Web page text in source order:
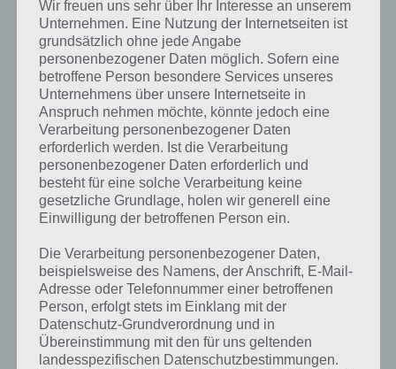
Zur Lösung
Ein Kinderstar, der noch als Erwachsener
bekannt ist
Zur Lösung
Ein Kleidungsstück, das man oft kauft,
ohne es anzuprobieren
Zur Lösung
Ein Klettergewächs
Ein Land mit vielen Einwohnern
Zur Lösung
Ein Land, das für seine antiken Ruinen
berühmt ist
Wir freuen uns sehr über Ihr Interesse an unserem
Unternehmen. Eine Nutzung der Internetseiten ist
grundsätzlich ohne jede Angabe
personenbezogener Daten möglich. Sofern eine
betroffene Person besondere Services unseres
Unternehmens über unsere Internetseite in
Anspruch nehmen möchte, könnte jedoch eine
Verarbeitung personenbezogener Daten
erforderlich werden. Ist die Verarbeitung
personenbezogener Daten erforderlich und
besteht für eine solche Verarbeitung keine
gesetzliche Grundlage, holen wir generell eine
Einwilligung der betroffenen Person ein.
Die Verarbeitung personenbezogener Daten,
beispielsweise des Namens, der Anschrift, E-Mail-
Adresse oder Telefonnummer einer betroffenen
Person, erfolgt stets im Einklang mit der
Datenschutz-Grundverordnung und in
Übereinstimmung mit den für uns geltenden
landesspezifischen Datenschutzbestimmungen.